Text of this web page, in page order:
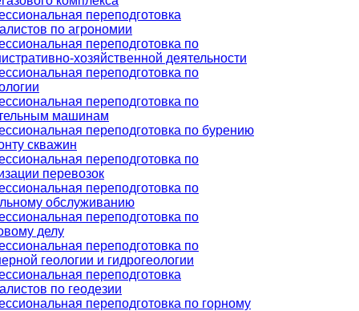
переподготовка
по агрономии
переподготовка по
хозяйственной деятельности
переподготовка по
переподготовка по
машинам
переподготовка по бурению
скважин
переподготовка по
перевозок
переподготовка по
обслуживанию
переподготовка по
делу
переподготовка по
геологии и гидрогеологии
переподготовка
по геодезии
переподготовка по горному